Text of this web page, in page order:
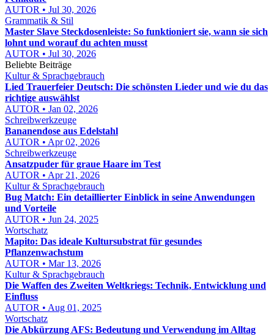
AUTOR • Jul 30, 2026
Grammatik & Stil
Master Slave Steckdosenleiste: So funktioniert sie, wann sie sich
lohnt und worauf du achten musst
AUTOR • Jul 30, 2026
Beliebte Beiträge
Kultur & Sprachgebrauch
Lied Trauerfeier Deutsch: Die schönsten Lieder und wie du das
richtige auswählst
AUTOR • Jan 02, 2026
Schreibwerkzeuge
Bananendose aus Edelstahl
AUTOR • Apr 02, 2026
Schreibwerkzeuge
Ansatzpuder für graue Haare im Test
AUTOR • Apr 21, 2026
Kultur & Sprachgebrauch
Bug Match: Ein detaillierter Einblick in seine Anwendungen
und Vorteile
AUTOR • Jun 24, 2025
Wortschatz
Mapito: Das ideale Kultursubstrat für gesundes
Pflanzenwachstum
AUTOR • Mar 13, 2026
Kultur & Sprachgebrauch
Die Waffen des Zweiten Weltkriegs: Technik, Entwicklung und
Einfluss
AUTOR • Aug 01, 2025
Wortschatz
Die Abkürzung AFS: Bedeutung und Verwendung im Alltag